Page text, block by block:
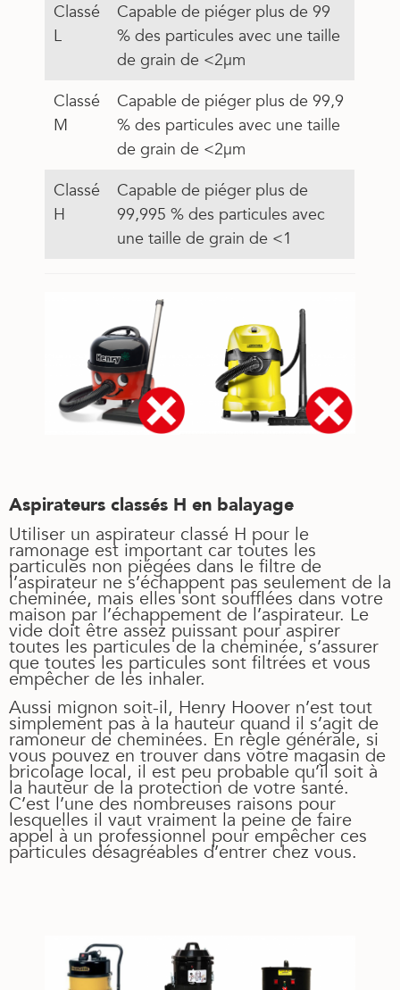
Classé
L
Capable de piéger plus de 99
% des particules avec une taille
de grain de <2μm
Classé
M
Capable de piéger plus de 99,9
% des particules avec une taille
de grain de <2μm
Classé
H
Capable de piéger plus de
99,995 % des particules avec
une taille de grain de <1
Aspirateurs classés H en balayage
Utiliser un aspirateur classé H pour le
ramonage est important car toutes les
particules non piégées dans le filtre de
l’aspirateur ne s’échappent pas seulement de la
cheminée, mais elles sont soufflées dans votre
maison par l’échappement de l’aspirateur. Le
vide doit être assez puissant pour aspirer
toutes les particules de la cheminée, s’assurer
que toutes les particules sont filtrées et vous
empêcher de les inhaler.
Aussi mignon soit-il, Henry Hoover n’est tout
simplement pas à la hauteur quand il s’agit de
ramoneur de cheminées. En règle générale, si
vous pouvez en trouver dans votre magasin de
bricolage local, il est peu probable qu’il soit à
la hauteur de la protection de votre santé.
C’est l’une des nombreuses raisons pour
lesquelles il vaut vraiment la peine de faire
appel à un professionnel pour empêcher ces
particules désagréables d’entrer chez vous.